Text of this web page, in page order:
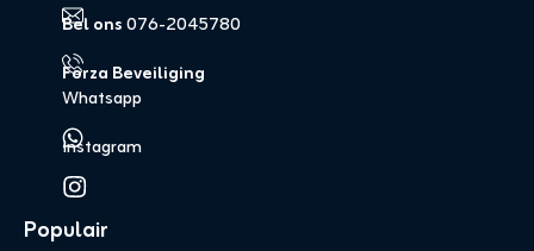
Bel ons076-2045780
Forza Beveiliging
Whatsapp
Instagram
Populair